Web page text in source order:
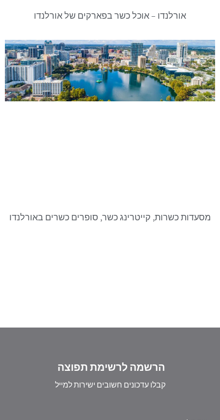
אורלנדו – אוכל כשר בפארקים של אורלנדו
מסעדות כשרות, קייטרינג כשר, סופרים כשרים באורלנדו
הרשמה לרשימת תפוצה
קבלו עדכונים חשובים ישירות למייל